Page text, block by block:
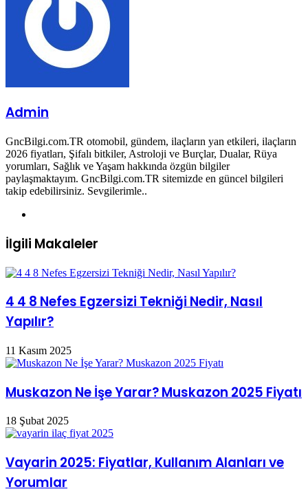
Admin
GncBilgi.com.TR otomobil, gündem, ilaçların yan etkileri, ilaçların
2026 fiyatları, Şifalı bitkiler, Astroloji ve Burçlar, Dualar, Rüya
yorumları, Sağlık ve Yaşam hakkında özgün bilgiler
paylaşmaktayım. GncBilgi.com.TR sitemizde en güncel bilgileri
takip edebilirsiniz. Sevgilerimle..
İlgili Makaleler
4 4 8 Nefes Egzersizi Tekniği Nedir, Nasıl
Yapılır?
11 Kasım 2025
Muskazon Ne İşe Yarar? Muskazon 2025 Fiyatı
18 Şubat 2025
Vayarin 2025: Fiyatlar, Kullanım Alanları ve
Yorumlar